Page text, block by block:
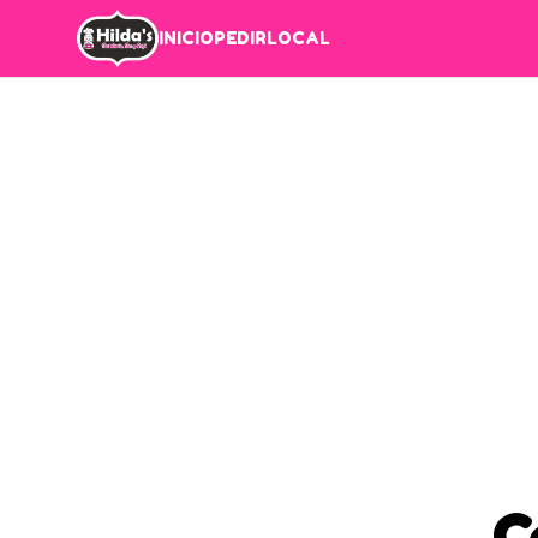
INICIOPEDIRLOCAL